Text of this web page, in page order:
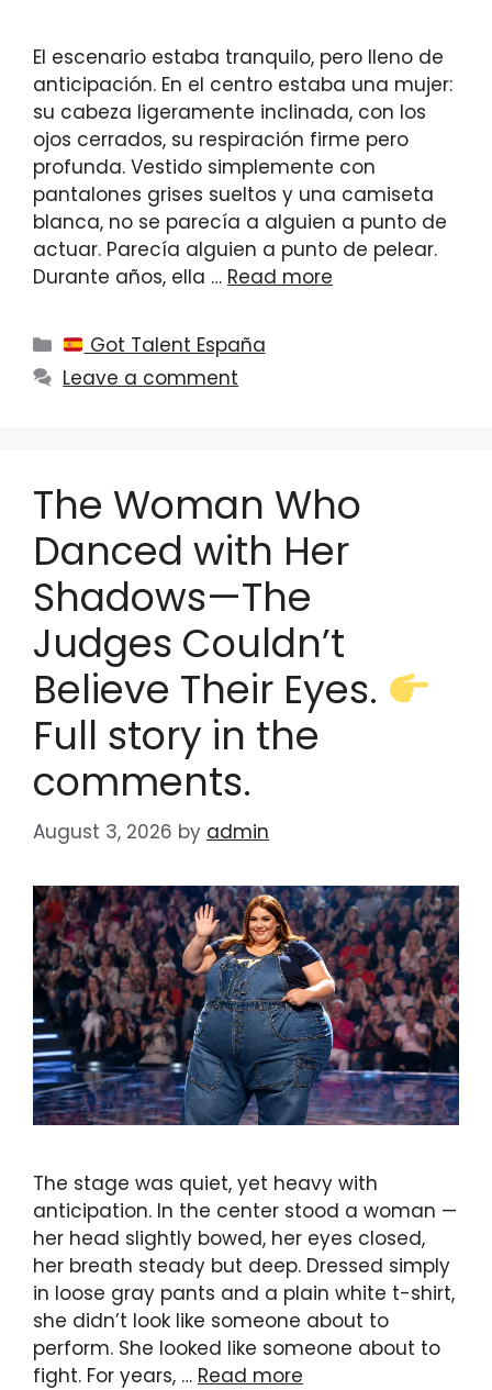
El escenario estaba tranquilo, pero lleno de
anticipación. En el centro estaba una mujer:
su cabeza ligeramente inclinada, con los
ojos cerrados, su respiración firme pero
profunda. Vestido simplemente con
pantalones grises sueltos y una camiseta
blanca, no se parecía a alguien a punto de
actuar. Parecía alguien a punto de pelear.
Durante años, ella … Read more
Categories
Got Talent España
Leave a comment
The Woman Who
Danced with Her
Shadows—The
Judges Couldn’t
Believe Their Eyes.
Full story in the
comments.
August 3, 2026 by admin
The stage was quiet, yet heavy with
anticipation. In the center stood a woman —
her head slightly bowed, her eyes closed,
her breath steady but deep. Dressed simply
in loose gray pants and a plain white t-shirt,
she didn’t look like someone about to
perform. She looked like someone about to
fight. For years, … Read more